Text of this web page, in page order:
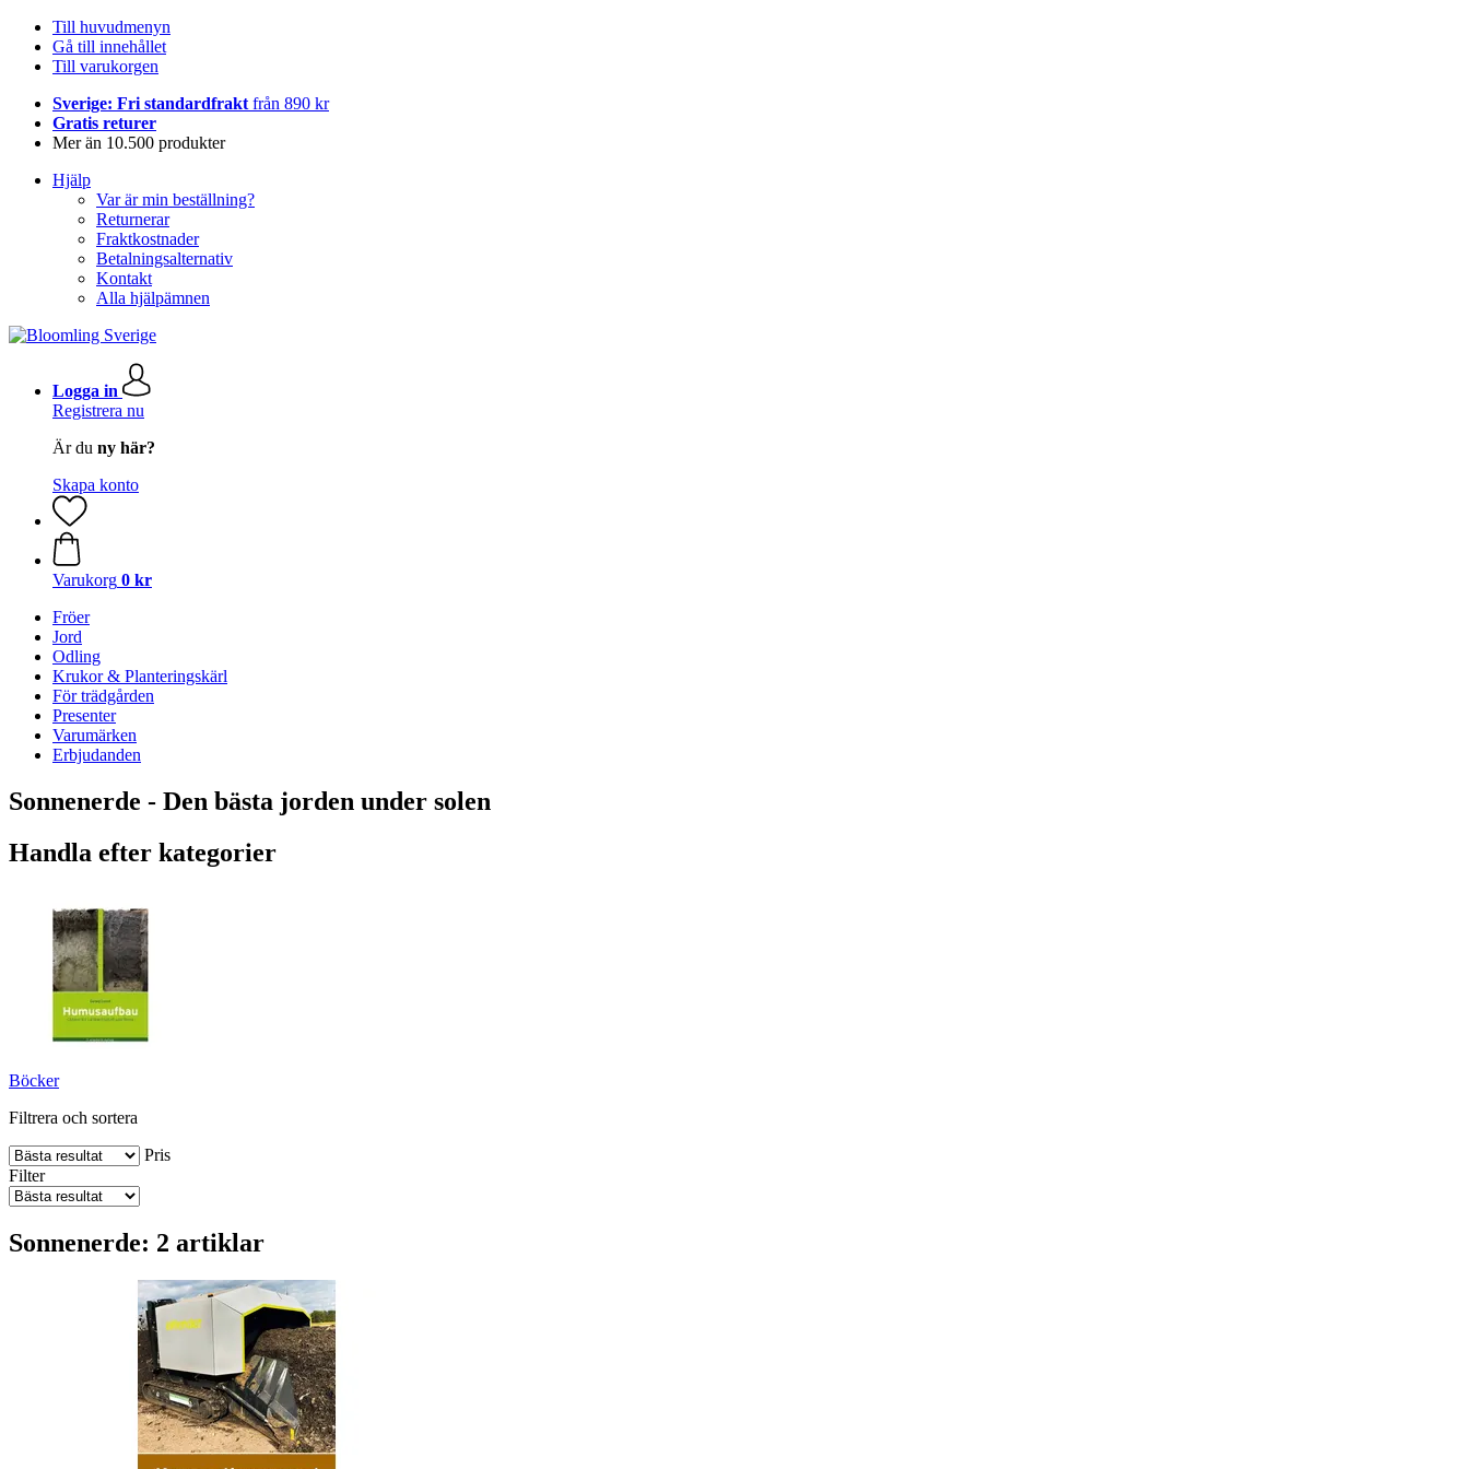
Till huvudmenyn
Gå till innehållet
Till varukorgen
Sverige: Fri standardfrakt från 890 kr
Gratis returer
Mer än 10.500 produkter
Hjälp
Var är min beställning?
Returnerar
Fraktkostnader
Betalningsalternativ
Kontakt
Alla hjälpämnen
Logga in
Registrera nu
Är du ny här?
Skapa konto
Varukorg 0 kr
Fröer
Jord
Odling
Krukor & Planteringskärl
För trädgården
Presenter
Varumärken
Erbjudanden
Sonnenerde - Den bästa jorden under solen
Handla efter kategorier
Böcker
Filtrera och sortera
Pris
Filter
Sonnenerde: 2 artiklar